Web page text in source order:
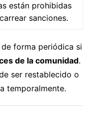
están prohibidas
sanciones.
forma periódica si
de la comunidad.
ser restablecido o
temporalmente.